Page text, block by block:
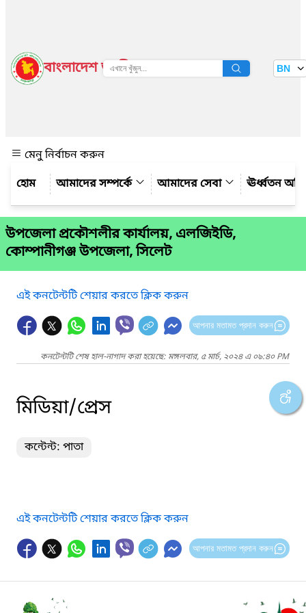
বাংলাদেশ জাতীয় তথ্য বাতায়ন BN
মেনু নির্বাচন করুন
আমাদের সম্পর্কে
আমাদের সেবা ঊর্ধ্বতন
উপজেলা প্রকৌশলীর কার্যালয়, এলজিইডি,
কোম্পানীগঞ্জ উপজেলা, সিলেট
এই কনটেন্টটি শেয়ার করতে ক্লিক করুন
আপনার মতামত প্রদান করুন
কনটেন্টটি শেষ হাল-নাগাদ করা হয়েছে: মঙ্গলবার, ৫ মার্চ, ২০২৪ এ ০৯:৪০ PM
মিডিয়া/প্রেস
কন্টেন্ট: পাতা
এই কনটেন্টটি শেয়ার করতে ক্লিক করুন
আপনার মতামত প্রদান করুন